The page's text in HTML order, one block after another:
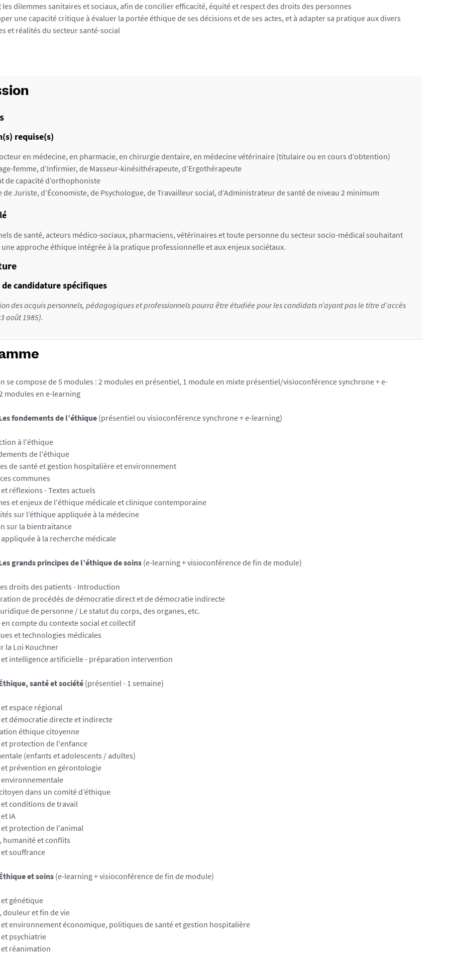
dilemmes sanitaires et sociaux, afin de concilier efficacité, équité et respect des droits des personnes
une capacité critique à évaluer la portée éthique de ses décisions et de ses actes, et à adapter sa pratique aux divers
et réalités du secteur santé-social
requise(s)
en médecine, en pharmacie, en chirurgie dentaire, en médecine vétérinaire (titulaire ou en cours d’obtention)
femme, d’Infirmier, de Masseur‑kinésithérapeute, d’Ergothérapeute
de capacité d’orthophoniste
de Juriste, d’Économiste, de Psychologue, de Travailleur social, d’Administrateur de santé de niveau 2 minimum
de santé, acteurs médico-sociaux, pharmaciens, vétérinaires et toute personne du secteur socio-médical souhaitant
approche éthique intégrée à la pratique professionnelle et aux enjeux sociétaux.
candidature spécifiques
des acquis personnels, pédagogiques et professionnels pourra être étudiée pour les candidats n’ayant pas le titre d’accès
août 1985).
se compose de 5 modules : 2 modules en présentiel, 1 module en mixte présentiel/visioconférence synchrone + e-
modules en e-learning
fondements de l’éthique (présentiel ou visioconférence synchrone + e-learning)
à l'éthique
de l'éthique
de santé et gestion hospitalière et environnement
communes
réflexions - Textes actuels
et enjeux de l'éthique médicale et clinique contemporaine
sur l’éthique appliquée à la médecine
sur la bientraitance
à la recherche médicale
grands principes de l’éthique de soins (e-learning + visioconférence de fin de module)
droits des patients - Introduction
de procédés de démocratie direct et de démocratie indirecte
de personne / Le statut du corps, des organes, etc.
en compte du contexte social et collectif
et technologies médicales
la Loi Kouchner
et intelligence artificielle - préparation intervention
santé et société (présentiel - 1 semaine)
espace régional
démocratie directe et indirecte
éthique citoyenne
protection de l'enfance
(enfants et adolescents / adultes)
prévention en gérontologie
dans un comité d’éthique
conditions de travail
IA
protection de l'animal
humanité et conflits
souffrance
et soins (e-learning + visioconférence de fin de module)
génétique
douleur et fin de vie
environnement économique, politiques de santé et gestion hospitalière
psychiatrie
réanimation